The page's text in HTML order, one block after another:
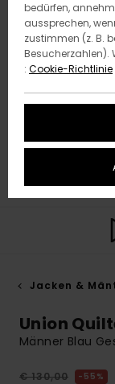
Jacken &
Union
Männer Blau
€ 130,00 55%
bedürfen,
aussprechen,
zustimmen (z. B.
Besucherzahlen).
: Cookie-Richtlinie